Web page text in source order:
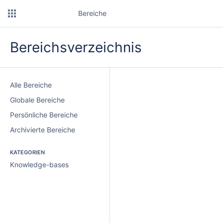
Bereiche
Bereichsverzeichnis
Alle Bereiche
Globale Bereiche
Persönliche Bereiche
Archivierte Bereiche
KATEGORIEN
Knowledge-bases